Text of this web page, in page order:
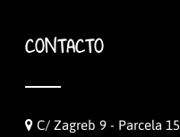
CONTACTO
C/ Zagreb 9 - Parcela 15